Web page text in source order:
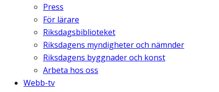
Press
För lärare
Riksdagsbiblioteket
Riksdagens myndigheter och nämnder
Riksdagens byggnader och konst
Arbeta hos oss
Webb-tv